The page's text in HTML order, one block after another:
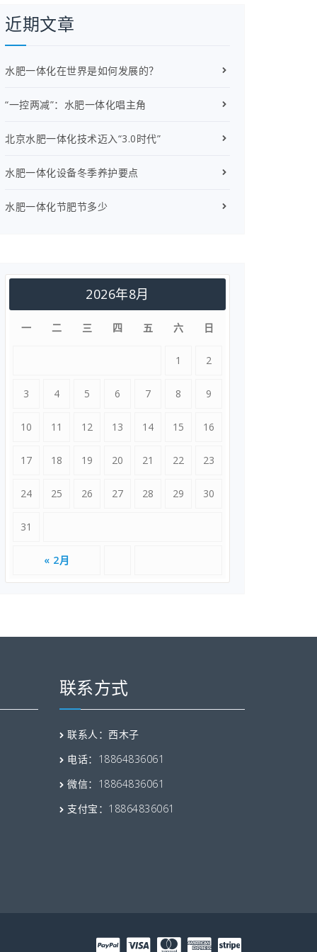
近期文章
水肥一体化在世界是如何发展的？
“一控两减”：水肥一体化唱主角
北京水肥一体化技术迈入“3.0时代”
水肥一体化设备冬季养护要点
水肥一体化节肥节多少
2026年8月
一 二 三 四 五 六 日
« 2月
1 2
3 4 5 6 7 8 9
10 11 12 13 14 15 16
17 18 19 20 21 22 23
24 25 26 27 28 29 30
31
联系方式
联系人：西木子
电话：18864836061
微信：18864836061
支付宝：18864836061